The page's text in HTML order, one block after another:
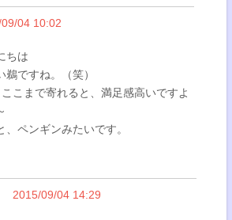
04 10:02
ちは
鵜ですね。（笑）
ここまで寄れると、満足感高いですよ
、ペンギンみたいです。
2015/09/04 14:29